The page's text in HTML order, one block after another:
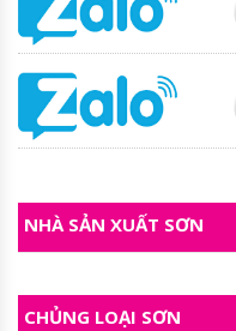
NHÀ SẢN XUẤT SƠN
CHỦNG LOẠI SƠN